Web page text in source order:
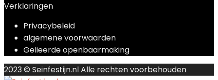
Verklaringen
Privacybeleid
algemene voorwaarden
Gelieerde openbaarmaking
2023 © Seinfestijn.nl Alle rechten voorbehouden